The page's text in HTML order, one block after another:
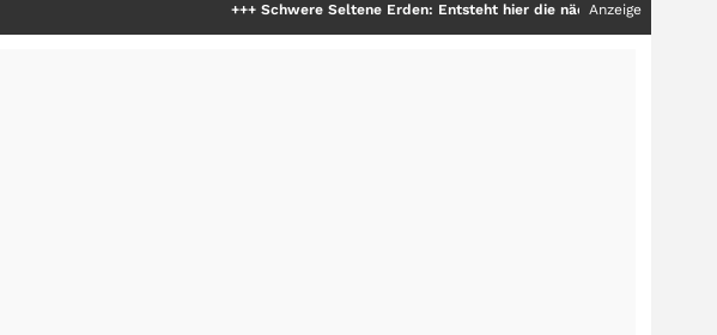
Schwere Seltene Erden: Entsteht hier die nächste Milliardenstory?+++
Anzeige